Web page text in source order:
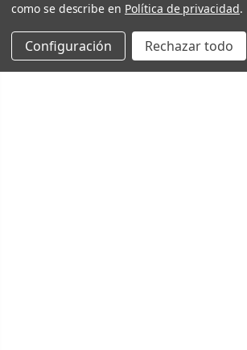
como se describe en Política de privacidad.
Configuración Rechazar todo